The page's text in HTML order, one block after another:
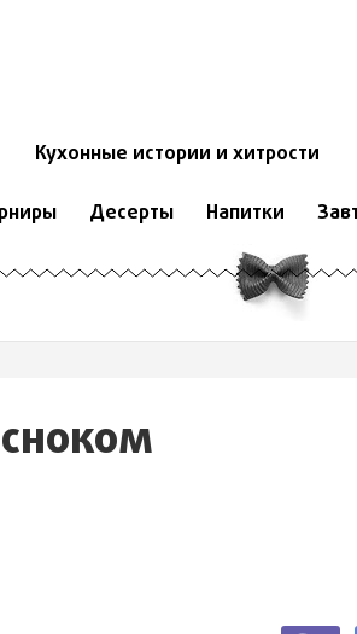
Кухонные истории и хитрости
Десерты Напитки